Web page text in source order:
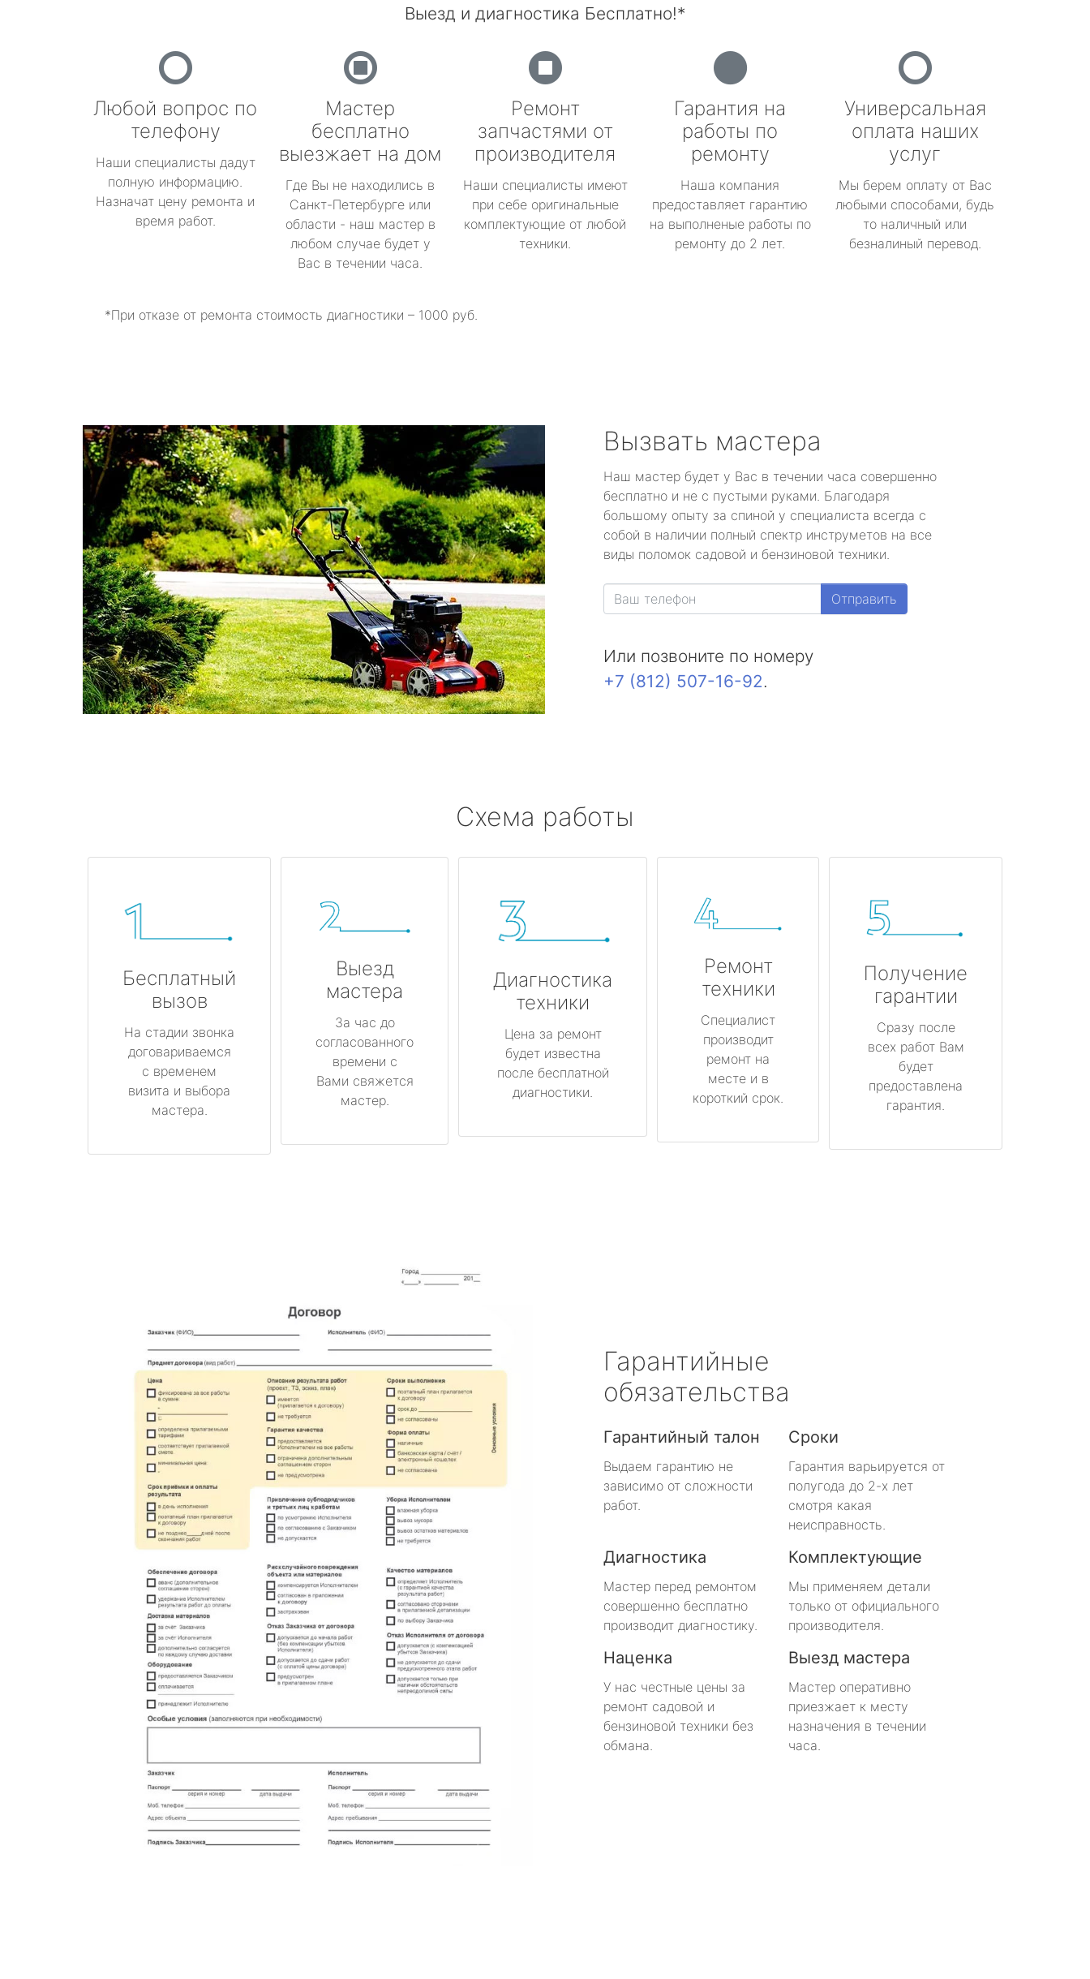
Выезд и диагностика Бесплатно!*
Любой вопрос по
телефону
Наши специалисты дадут
полную информацию.
Назначат цену ремонта и
время работ.
Мастер
бесплатно
выезжает на дом
Где Вы не находились в
Санкт-Петербурге или
области - наш мастер в
любом случае будет у
Вас в течении часа.
Ремонт
запчастями от
производителя
Наши специалисты имеют
при себе оригинальные
комплектующие от любой
техники.
Гарантия на
работы по
ремонту
Наша компания
предоставляет гарантию
на выполненые работы по
ремонту до 2 лет.
Универсальная
оплата наших
услуг
Мы берем оплату от Вас
любыми способами, будь
то наличный или
безналиный перевод.
*При отказе от ремонта стоимость диагностики – 1000 руб.
Вызвать мастера
Наш мастер будет у Вас в течении часа совершенно
бесплатно и не с пустыми руками. Благодаря
большому опыту за спиной у специалиста всегда с
собой в наличии полный спектр инструметов на все
виды поломок садовой и бензиновой техники.
Отправить
Или позвоните по номеру
+7 (812) 507-16-92.
Схема работы
Бесплатный
вызов
На стадии звонка
договариваемся
с временем
визита и выбора
мастера.
Выезд
мастера
За час до
согласованного
времени с
Вами свяжется
мастер.
Диагностика
техники
Цена за ремонт
будет известна
после бесплатной
диагностики.
Ремонт
техники
Специалист
производит
ремонт на
месте и в
короткий срок.
Получение
гарантии
Сразу после
всех работ Вам
будет
предоставлена
гарантия.
Гарантийные
обязательства
Гарантийный талон
Выдаем гарантию не
зависимо от сложности
работ.
Сроки
Гарантия варьируется от
полугода до 2-х лет
смотря какая
неисправность.
Диагностика
Мастер перед ремонтом
совершенно бесплатно
производит диагностику.
Комплектующие
Мы применяем детали
только от официального
производителя.
Наценка
У нас честные цены за
ремонт садовой и
бензиновой техники без
обмана.
Выезд мастера
Мастер оперативно
приезжает к месту
назначения в течении
часа.